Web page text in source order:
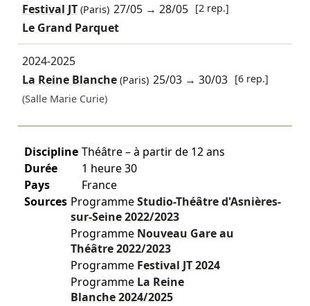
Festival JT(Paris) 27/05 →28/05 [2 rep.]
Le Grand Parquet
2024-2025
La Reine Blanche(Paris) 25/03 →30/03 [6 rep.]
(Salle Marie Curie)
Discipline Théâtre – à partir de 12 ans
Durée
1 heure 30
Pays
France
Sources ProgrammeStudio-Théâtre d'Asnières-
sur-Seine2022/2023
Programme Nouveau Gare au
Théâtre2022/2023
Programme Festival JT2024
Programme La Reine
Blanche2024/2025